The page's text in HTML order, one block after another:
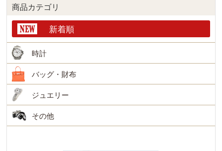
商品カテゴリ
新着順
時計
バッグ・財布
ジュエリー
その他